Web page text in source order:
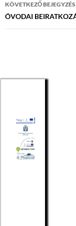
KÖVETKEZŐ BEJEGYZÉS
ÓVODAI